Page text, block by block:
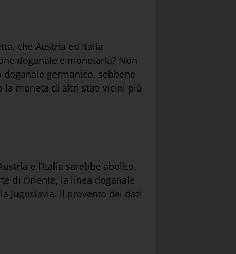
che Austria ed Italia
doganale e monetaria? Non
germanico, sebbene
la moneta di altri stati vicini più
e l’Italia sarebbe abolito,
di Oriente, la linea doganale
Jugoslavia. Il provento dei dazi